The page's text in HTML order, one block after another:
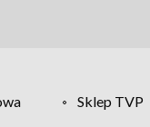
Sklep TVP